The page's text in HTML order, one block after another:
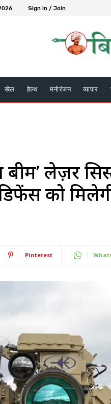
Sign in / Join
खेल हेल्थ मनोरंजन व्यापार
लेज़र
को
Pinterest